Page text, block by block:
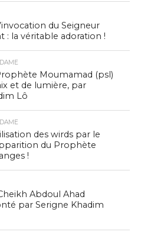
du Seigneur
: la véritable adoration !
Moumamad (psl)
et de lumière, par
Lô
des wirds par le
du Prophète
!
Abdoul Ahad
par Serigne Khadim